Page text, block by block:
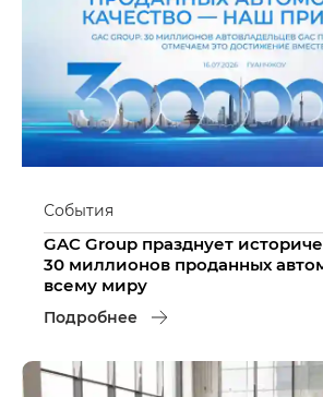
События
GAC Group празднует
30 миллионов проданных
всему миру
Подробнее